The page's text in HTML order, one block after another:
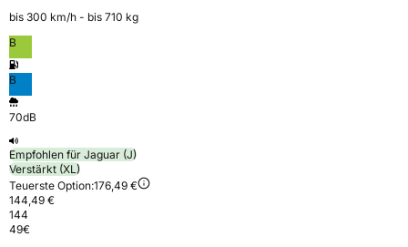
bis 300 km⁠/⁠h - bis 710 kg
B
B
70dB
Empfohlen für Jaguar (J)
Verstärkt (XL)
Teuerste Option:176,49 €
144,49 €
144
49€